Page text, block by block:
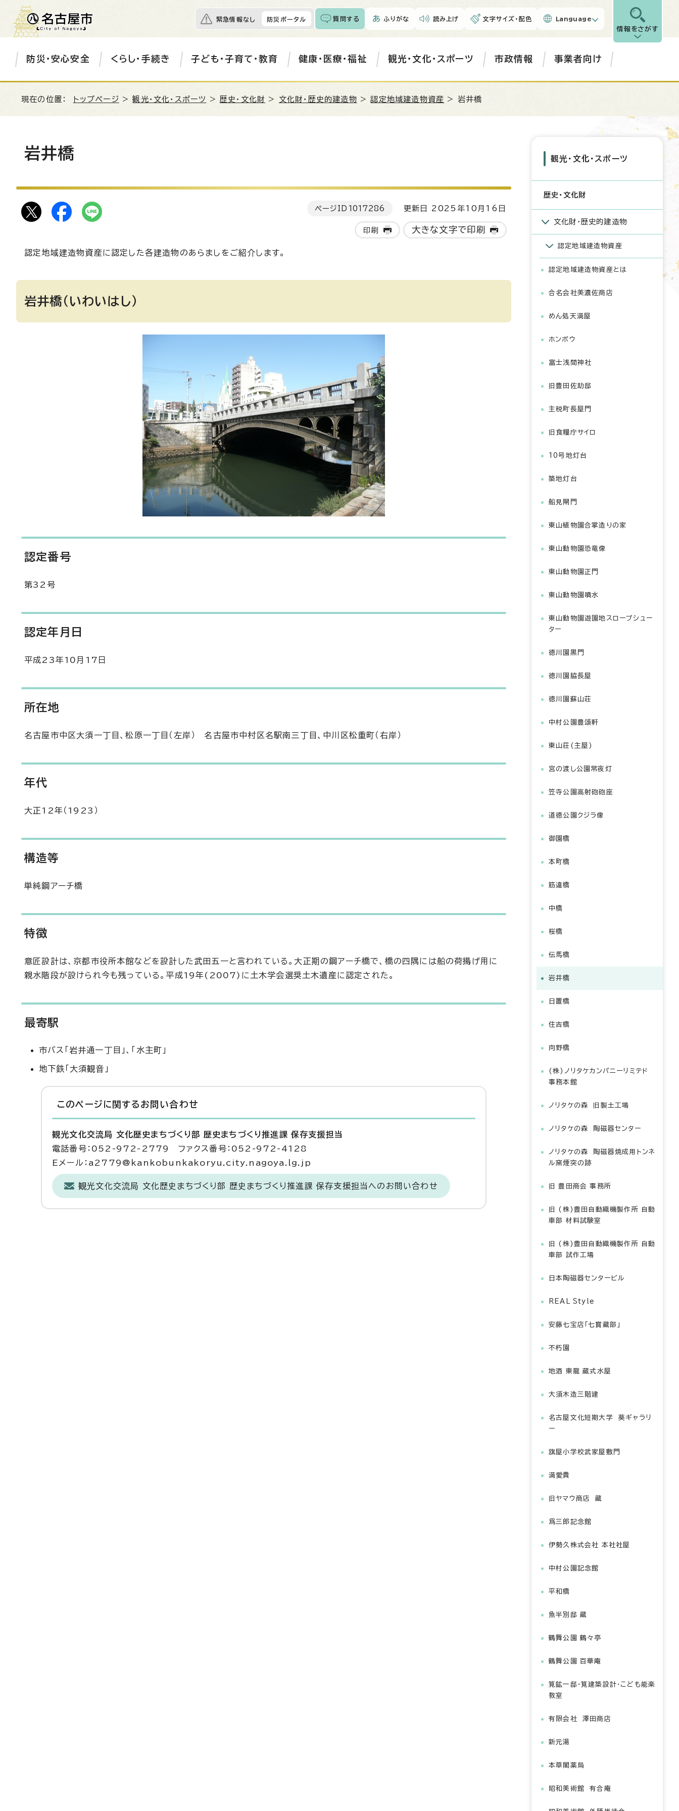
緊急情報なし 防災ポータル 質問する ふりがな 読み上げ 文字サイズ・配色 Language
情報をさがす
防災・安心安全 くらし・手続き 子ども・子育て・教育 健康・医療・福祉 観光・文化・スポーツ 市政情報 事業者向け
現在の位置： トップページ >観光・文化・スポーツ >歴史・文化財 > 文化財・歴史的建造物 >認定地域建造物資産 > 岩井橋
岩井橋
ページID 1017286 更新日 2025年10月16日
印刷 大きな文字で印刷
認定地域建造物資産に認定した各建造物のあらましをご紹介します。
岩井橋（いわいはし）
認定番号
第32号
認定年月日
平成23年10月17日
所在地
名古屋市中区大須一丁目、松原一丁目（左岸） 名古屋市中村区名駅南三丁目、中川区松重町（右岸）
年代
大正12年（1923）
構造等
単純鋼アーチ橋
特徴
意匠設計は、京都市役所本館などを設計した武田五一と言われている。大正期の鋼アーチ橋で、橋の四隅には船の荷揚げ用に
親水階段が設けられ今も残っている。平成19年(2007)に土木学会選奨土木遺産に認定された。
最寄駅
市バス「岩井通一丁目」、「水主町」
地下鉄「大須観音」
このページに関する お問い合わせ
観光文化交流局 文化歴史まちづくり部 歴史まちづくり推進課 保存支援担当
電話番号：052-972-2779 ファクス番号：052-972-4128
Eメール：a2779@kankobunkakoryu.city.nagoya.lg.jp
観光文化交流局 文化歴史まちづくり部 歴史まちづくり推進課 保存支援担当へのお問い合わせ
観光・文化・スポーツ
歴史・文化財
文化財・歴史的建造物
認定地域建造物資産
認定地域建造物資産とは
合名会社美濃佐商店
めん処天満屋
ホンボウ
富士浅間神社
旧豊田佐助邸
主税町長屋門
旧食糧庁サイロ
10号地灯台
築地灯台
船見閘門
東山植物園合掌造りの家
東山動物園恐竜像
東山動物園正門
東山動物園噴水
東山動物園遊園地スロープシュー
ター
徳川園黒門
徳川園脇長屋
徳川園蘇山荘
中村公園豊頌軒
東山荘(主屋)
宮の渡し公園常夜灯
笠寺公園高射砲砲座
道徳公園クジラ像
御園橋
本町橋
筋違橋
中橋
桜橋
伝馬橋
岩井橋
日置橋
住吉橋
向野橋
(株)ノリタケカンパニーリミテド
事務本館
ノリタケの森 旧製土工場
ノリタケの森 陶磁器センター
ノリタケの森 陶磁器焼成用トンネ
ル窯煙突の跡
旧 豊田商会 事務所
旧 (株)豊田自動織機製作所 自動
車部 材料試験室
旧 (株)豊田自動織機製作所 自動
車部 試作工場
日本陶磁器センタービル
REAL Style
安藤七宝店「七寳藏部」
不朽園
地酒 東龍 蔵式水屋
大須木造三階建
名古屋文化短期大学 葵ギャラリ
ー
旗屋小学校武家屋敷門
満愛貴
旧ヤマウ商店 蔵
爲三郎記念館
伊勢久株式会社 本社社屋
中村公園記念館
平和橋
魚半別邸 蔵
鶴舞公園 鶴々亭
鶴舞公園 百華庵
筧鉱一邸・筧建築設計・こども能楽
教室
有限会社 澤田商店
新元湯
本草閣薬局
昭和美術館 有合庵